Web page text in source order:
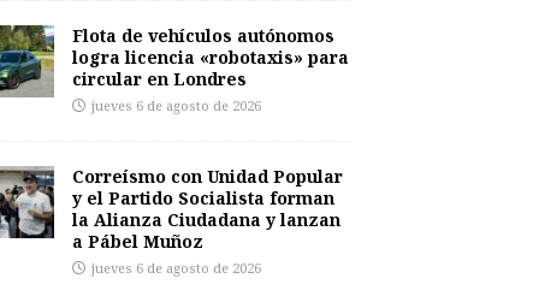
Flota de vehículos autónomos
logra licencia «robotaxis» para
circular en Londres
jueves 6 de agosto de 2026
Correísmo con Unidad Popular
y el Partido Socialista forman
la Alianza Ciudadana y lanzan
a Pábel Muñoz
jueves 6 de agosto de 2026